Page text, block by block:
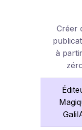
Créer
à